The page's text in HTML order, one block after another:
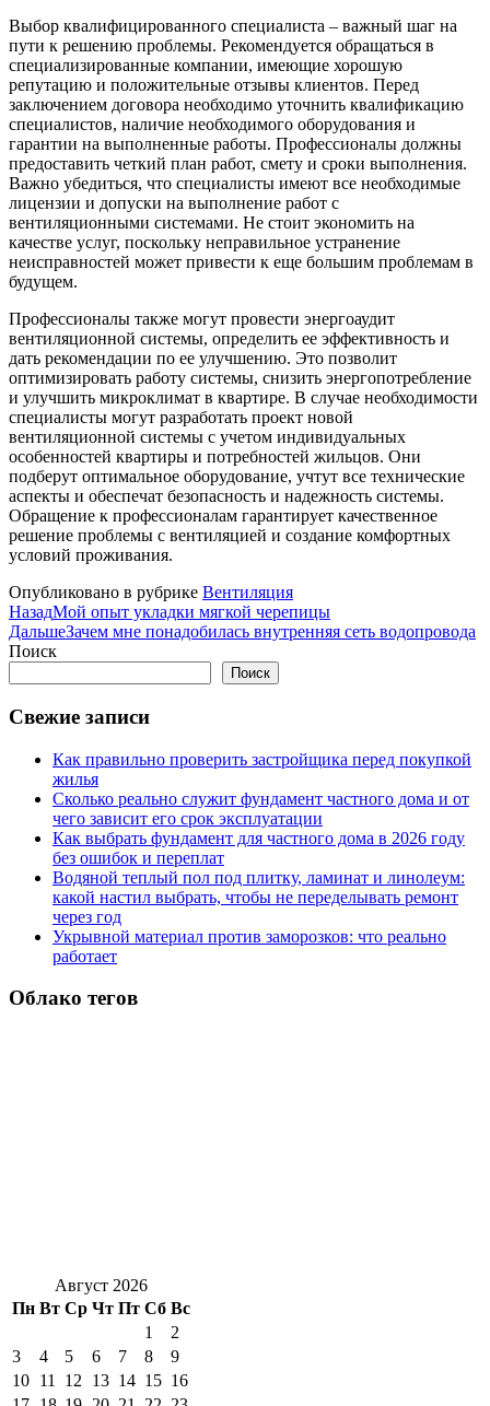
Выбор квалифицированного специалиста – важный шаг на
пути к решению проблемы. Рекомендуется обращаться в
специализированные компании, имеющие хорошую
репутацию и положительные отзывы клиентов. Перед
заключением договора необходимо уточнить квалификацию
специалистов, наличие необходимого оборудования и
гарантии на выполненные работы. Профессионалы должны
предоставить четкий план работ, смету и сроки выполнения.
Важно убедиться, что специалисты имеют все необходимые
лицензии и допуски на выполнение работ с
вентиляционными системами. Не стоит экономить на
качестве услуг, поскольку неправильное устранение
неисправностей может привести к еще большим проблемам в
будущем.
Профессионалы также могут провести энергоаудит
вентиляционной системы, определить ее эффективность и
дать рекомендации по ее улучшению. Это позволит
оптимизировать работу системы, снизить энергопотребление
и улучшить микроклимат в квартире. В случае необходимости
специалисты могут разработать проект новой
вентиляционной системы с учетом индивидуальных
особенностей квартиры и потребностей жильцов. Они
подберут оптимальное оборудование, учтут все технические
аспекты и обеспечат безопасность и надежность системы.
Обращение к профессионалам гарантирует качественное
решение проблемы с вентиляцией и создание комфортных
условий проживания.
Опубликовано в рубрике Вентиляция
НазадМой опыт укладки мягкой черепицы
ДальшеЗачем мне понадобилась внутренняя сеть водопровода
Поиск
Поиск
Свежие записи
Как правильно проверить застройщика перед покупкой
жилья
Сколько реально служит фундамент частного дома и от
чего зависит его срок эксплуатации
Как выбрать фундамент для частного дома в 2026 году
без ошибок и переплат
Водяной теплый пол под плитку, ламинат и линолеум:
какой настил выбрать, чтобы не переделывать ремонт
через год
Укрывной материал против заморозков: что реально
работает
Облако тегов
Август 2026
Пн Вт Ср Чт Пт Сб Вс
1
2
3
4 5 6 7 8
9
10 11 12 13 14 15 16